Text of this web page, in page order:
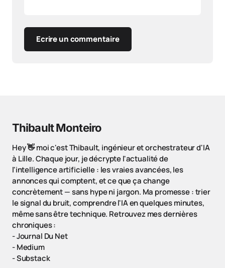
Ecrire un commentaire
Thibault Monteiro
Hey 👋 moi c'est Thibault, ingénieur et orchestrateur d'IA
à Lille. Chaque jour, je décrypte l'actualité de
l'intelligence artificielle : les vraies avancées, les
annonces qui comptent, et ce que ça change
concrètement — sans hype ni jargon. Ma promesse : trier
le signal du bruit, comprendre l'IA en quelques minutes,
même sans être technique. Retrouvez mes dernières
chroniques :
-Journal Du Net
-Medium
-Substack